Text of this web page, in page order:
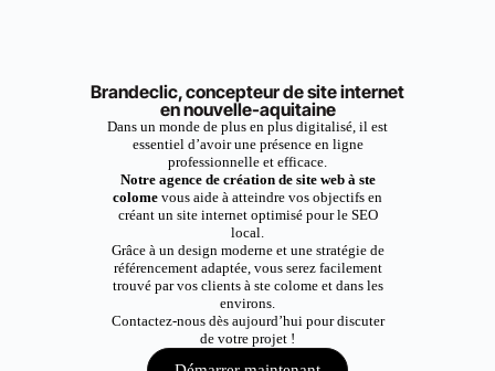
Brandeclic, concepteur de site internet
en nouvelle-aquitaine
Dans un monde de plus en plus digitalisé, il est
essentiel d’avoir une présence en ligne
professionnelle et efficace.
Notre agence de création de site web à ste
colome vous aide à atteindre vos objectifs en
créant un site internet optimisé pour le SEO
local.
Grâce à un design moderne et une stratégie de
référencement adaptée, vous serez facilement
trouvé par vos clients à ste colome et dans les
environs.
Contactez-nous dès aujourd’hui pour discuter
de votre projet !